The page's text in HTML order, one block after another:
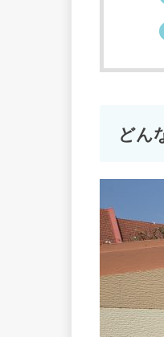
どん